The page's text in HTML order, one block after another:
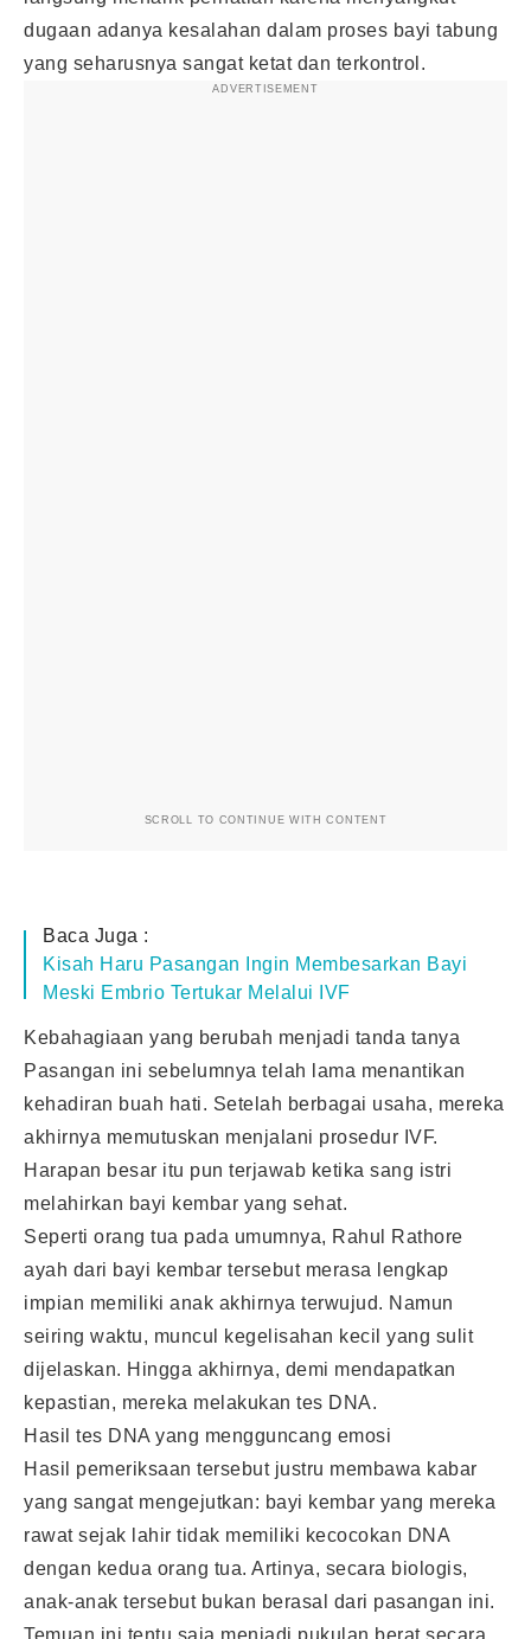
dugaan adanya kesalahan dalam proses bayi tabung
yang seharusnya sangat ketat dan terkontrol.
ADVERTISEMENT
SCROLL TO CONTINUE WITH CONTENT
Baca Juga :
Kisah Haru Pasangan Ingin Membesarkan Bayi
Meski Embrio Tertukar Melalui IVF
Kebahagiaan yang berubah menjadi tanda tanya
Pasangan ini sebelumnya telah lama menantikan
kehadiran buah hati. Setelah berbagai usaha, mereka
akhirnya memutuskan menjalani prosedur IVF.
Harapan besar itu pun terjawab ketika sang istri
melahirkan bayi kembar yang sehat.
Seperti orang tua pada umumnya, Rahul Rathore
ayah dari bayi kembar tersebut merasa lengkap
impian memiliki anak akhirnya terwujud. Namun
seiring waktu, muncul kegelisahan kecil yang sulit
dijelaskan. Hingga akhirnya, demi mendapatkan
kepastian, mereka melakukan tes DNA.
Hasil tes DNA yang mengguncang emosi
Hasil pemeriksaan tersebut justru membawa kabar
yang sangat mengejutkan: bayi kembar yang mereka
rawat sejak lahir tidak memiliki kecocokan DNA
dengan kedua orang tua. Artinya, secara biologis,
anak-anak tersebut bukan berasal dari pasangan ini.
Temuan ini tentu saja menjadi pukulan berat secara